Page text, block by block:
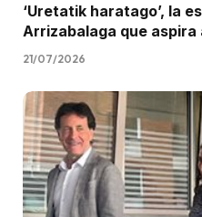
‘Uretatik haratago’, la
Arrizabalaga que
21/07/2026